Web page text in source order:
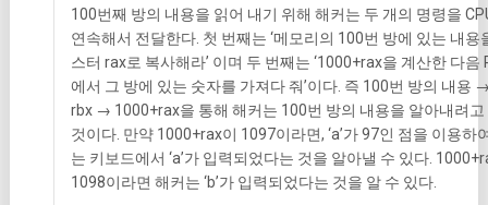
100번째 방의 내용을 읽어 내기 위해 해커는 두 개의 명령을
연속해서 전달한다. 첫 번째는 ‘메모리의 100번 방에 있는 내용
스터 rax로 복사해라’ 이며 두 번째는 ‘1000+rax을 계산한 다음
에서 그 방에 있는 숫자를 가져다 줘’이다. 즉 100번 방의 내용
rbx → 1000+rax을 통해 해커는 100번 방의 내용을 알아내려고
것이다. 만약 1000+rax이 1097이라면, ‘a’가 97인 점을 이용하
는 키보드에서 ‘a’가 입력되었다는 것을 알아낼 수 있다.
1098이라면 해커는 ‘b’가 입력되었다는 것을 알 수 있다.